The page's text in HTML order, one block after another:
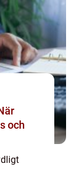
och